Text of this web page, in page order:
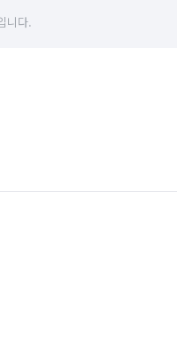
니다.